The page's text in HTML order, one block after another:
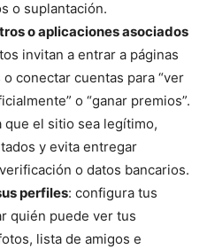
o suplantación.
o aplicaciones asociados
invitan a entrar a páginas
conectar cuentas para “ver
o “ganar premios”.
el sitio sea legítimo,
y evita entregar
o datos bancarios.
perfiles: configura tus
quién puede ver tus
lista de amigos e